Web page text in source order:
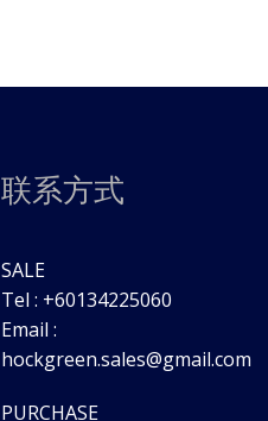
联系方式
SALE
Tel : +60134225060
Email :
hockgreen.sales@gmail.com
PURCHASE